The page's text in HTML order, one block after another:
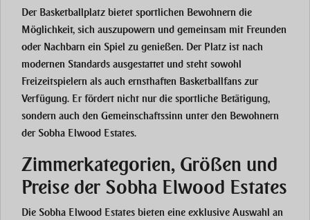
Der Basketballplatz bietet sportlichen Bewohnern die
Möglichkeit, sich auszupowern und gemeinsam mit Freunden
oder Nachbarn ein Spiel zu genießen. Der Platz ist nach
modernen Standards ausgestattet und steht sowohl
Freizeitspielern als auch ernsthaften Basketballfans zur
Verfügung. Er fördert nicht nur die sportliche Betätigung,
sondern auch den Gemeinschaftssinn unter den Bewohnern
der Sobha Elwood Estates.
Zimmerkategorien, Größen und
Preise der Sobha Elwood Estates
Die Sobha Elwood Estates bieten eine exklusive Auswahl an